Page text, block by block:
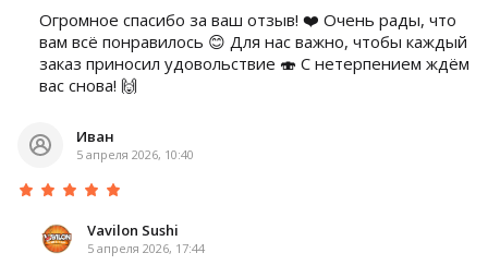
Огромное спасибо за ваш отзыв! ❤️ Очень рады, что
вам всё понравилось 😊 Для нас важно, чтобы каждый
заказ приносил удовольствие 🍣 С нетерпением ждём
вас снова! 🙌
Иван
5 апреля 2026, 10:40
Vavilon Sushi
5 апреля 2026, 17:44